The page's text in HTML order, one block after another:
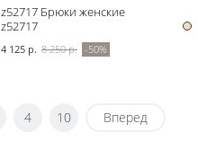
z52717 Брюки женские
z52717
4 125 р. 8 250 р. -50%
4 10 Вперед